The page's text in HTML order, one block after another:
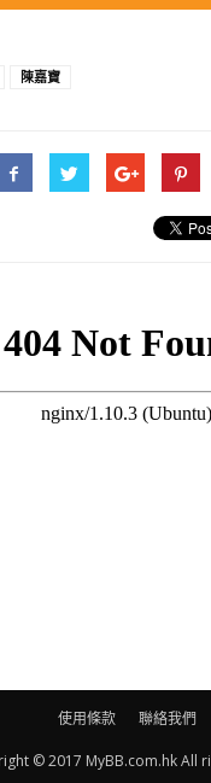
Anjaylia仲話：「工作有
，又話Anjaylia身形依然
陳嘉寶
使用條款 聯絡我們
© 2017 MyBB.com.hk All